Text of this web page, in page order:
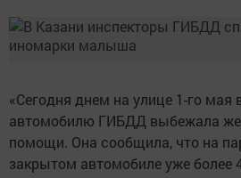
«Сегодня днем на улице 1-го мая
автомобилю ГИБДД выбежала
помощи. Она сообщила, что на
закрытом автомобиле уже более